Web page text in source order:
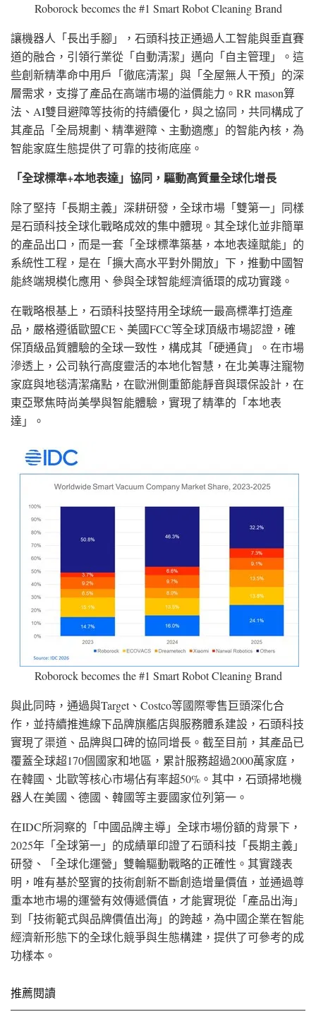
Roborock becomes the #1 Smart Robot Cleaning Brand
讓機器人「長出手腳」，石頭科技正通過人工智能與垂直賽
道的融合，引領行業從「自動清潔」邁向「自主管理」。這
些創新精準命中用戶「徹底清潔」與「全屋無人干預」的深
層需求，支撐了產品在高端市場的溢價能力。RR mason算
法、AI雙目避障等技術的持續優化，與之協同，共同構成了
其產品「全局規劃、精準避障、主動適應」的智能內核，為
智能家庭生態提供了可靠的技術底座。
「全球標準+本地表達」協同，驅動高質量全球化增長
除了堅持「長期主義」深耕研發，全球市場「雙第一」同樣
是石頭科技全球化戰略成效的集中體現。其全球化並非簡單
的產品出口，而是一套「全球標準築基，本地表達賦能」的
系統性工程，是在「擴大高水平對外開放」下，推動中國智
能終端規模化應用、參與全球智能經濟循環的成功實踐。
在戰略根基上，石頭科技堅持用全球統一最高標準打造產
品，嚴格遵循歐盟CE、美國FCC等全球頂級市場認證，確
保頂級品質體驗的全球一致性，構成其「硬通貨」。在市場
滲透上，公司執行高度靈活的本地化智慧，在北美專注寵物
家庭與地毯清潔痛點，在歐洲側重節能靜音與環保設計，在
東亞聚焦時尚美學與智能體驗，實現了精準的「本地表
達」。
Roborock becomes the #1 Smart Robot Cleaning Brand
與此同時，通過與Target、Costco等國際零售巨頭深化合
作，並持續推進線下品牌旗艦店與服務體系建設，石頭科技
實現了渠道、品牌與口碑的協同增長。截至目前，其產品已
覆蓋全球超170個國家和地區，累計服務超過2000萬家庭，
在韓國、北歐等核心市場佔有率超50%。其中，石頭掃地機
器人在美國、德國、韓國等主要國家位列第一。
在IDC所洞察的「中國品牌主導」全球市場份額的背景下，
2025年「全球第一」的成績單印證了石頭科技「長期主義」
研發、「全球化運營」雙輪驅動戰略的正確性。其實踐表
明，唯有基於堅實的技術創新不斷創造增量價值，並通過尊
重本地市場的運營有效傳遞價值，才能實現從「產品出海」
到「技術範式與品牌價值出海」的跨越，為中國企業在智能
經濟新形態下的全球化競爭與生態構建，提供了可參考的成
功樣本。
推薦閱讀